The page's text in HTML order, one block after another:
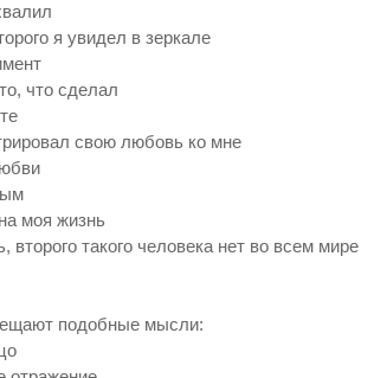
я увидел в зеркале
что сделал
свою любовь ко мне
моя жизнь
такого человека нет во всем мире
подобные мысли: